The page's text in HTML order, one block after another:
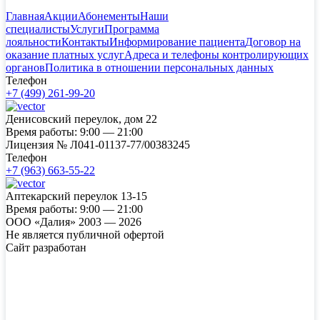
ГлавнаяАкцииАбонементыНаши
специалистыУслугиПрограмма
лояльностиКонтактыИнформирование пациентаДоговор на
оказание платных услугАдреса и телефоны контролирующих
органовПолитика в отношении персональных данных
Телефон
+7 (499) 261-99-20
Денисовский переулок, дом 22
Время работы: 9:00 — 21:00
Лицензия № Л041-01137-77/00383245
Телефон
+7 (963) 663-55-22
Аптекарский переулок 13-15
Время работы: 9:00 — 21:00
ООО «Далия» 2003 — 2026
Не является публичной офертой
Сайт разработан